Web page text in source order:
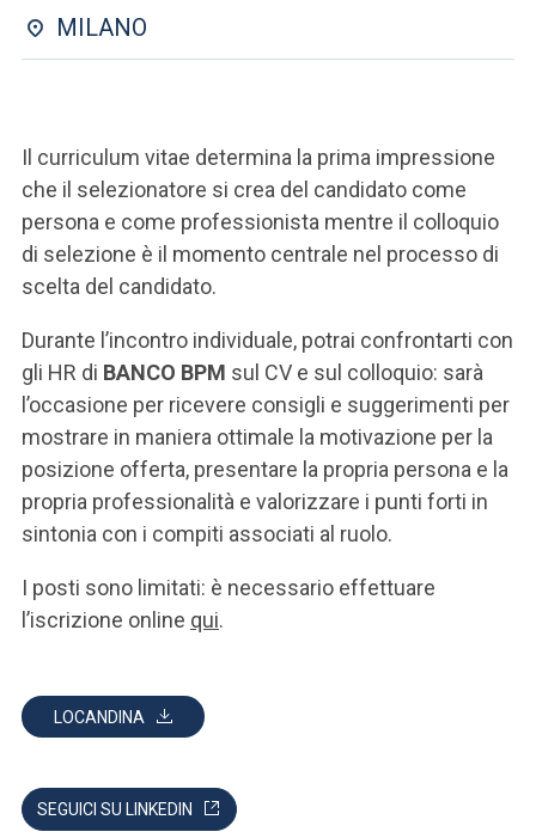
SEI UN DOCENTE O UN MEMBRO DELLO STAFF
MILANO
Il curriculum vitae determina la prima impressione
che il selezionatore si crea del candidato come
persona e come professionista mentre il colloquio
di selezione è il momento centrale nel processo di
scelta del candidato.
Durante l’incontro individuale, potrai confrontarti con
gli HR di BANCO BPM sul CV e sul colloquio: sarà
l’occasione per ricevere consigli e suggerimenti per
mostrare in maniera ottimale la motivazione per la
posizione offerta, presentare la propria persona e la
propria professionalità e valorizzare i punti forti in
sintonia con i compiti associati al ruolo.
I posti sono limitati: è necessario effettuare
l’iscrizione online qui.
LOCANDINA
SEGUICI SU LINKEDIN